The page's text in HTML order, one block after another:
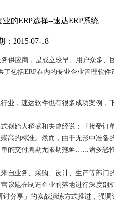
业的ERP选择--速达ERP系统
2015-07-18
务供应商，是成立较早、用户众多、
包括ERP在内的专业企业管理软件
业，速达软件也有很多成功案例，
创始人稻盛和夫曾经说：『接受
高的标准。然而，由于无形中准
的交付周期无限期拖延……诸多恶
业务、采购、设计、生产等部门
议题在制造企业的落地进行深度
分享」的实战演练方式推进，强